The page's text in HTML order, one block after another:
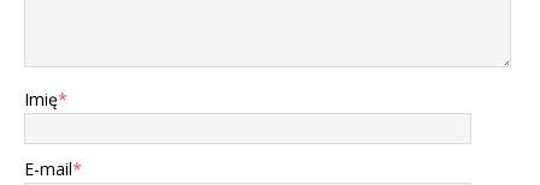
Imię*
E-mail*